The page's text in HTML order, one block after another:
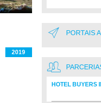
2019
PORTAIS
HOTEL BUYERS